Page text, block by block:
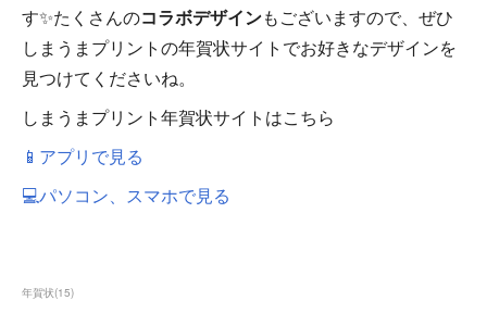
す✨たくさんのコラボデザインもございますので、ぜひ
しまうまプリントの年賀状サイトでお好きなデザインを
見つけてくださいね。
しまうまプリント年賀状サイトはこちら
📱アプリで見る
💻パソコン、スマホで見る
年賀状(15)